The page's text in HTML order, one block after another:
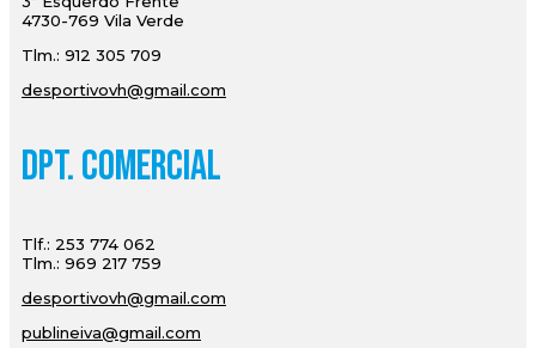
4730-769 Vila Verde
Tlm.: 912 305 709
desportivovh@gmail.com
Dpt. Comercial
Tlf.: 253 774 062
Tlm.: 969 217 759
desportivovh@gmail.com
publineiva@gmail.com